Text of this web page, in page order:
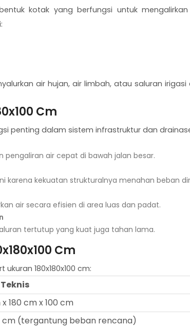
kotak yang berfungsi untuk
air hujan, air limbah, atau saluran
Cm
penting dalam sistem infrastruktur dan
air cepat di bawah jalan besar.
karena kekuatan strukturalnya menahan beban
air secara efisien di area luas dan padat.
tertutup yang kuat juga tahan lama.
Cm
180x180x100 cm:
180 cm x 100 cm
cm (tergantung beban rencana)